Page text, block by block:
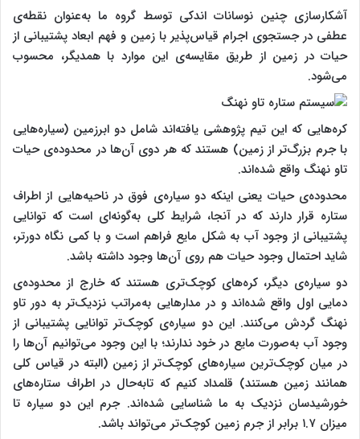
آشکارسازی چنین نوسانات اندکی توسط گروه ما به‌عنوان نقطه‌ی
عطفی در جستجوی اجرام قیاس‌پذیر با زمین و فهم ابعاد پشتیبانی از
حیات در زمین از طریق مقایسه‌ی این موارد با همدیگر، محسوب
می‌شود.
کره‌هایی که این تیم پژوهشی یافته‌اند شامل دو ابرزمین (سیاره‌هایی
با جرم بزرگ‌تر از زمین) هستند که هر دوی آن‌ها در محدوده‌ی حیات
تاو نهنگ واقع شده‌اند.
محدوده‌ی حیات یعنی اینکه دو سیاره‌ی فوق در ناحیه‌هایی از اطراف
ستاره قرار دارند که در آنجا، شرایط کلی به‌گونه‌ای است که توانایی
پشتیبانی از وجود آب به شکل مایع فراهم است و با کمی نگاه دورتر،
شاید احتمال وجود حیات هم روی آن‌ها وجود داشته باشد.
دو سیاره‌ی دیگر، کره‌های کوچک‌تری هستند که خارج از محدوده‌ی
دمایی اول واقع شده‌اند و در مدارهایی به‌مراتب نزدیک‌تر به دور تاو
نهنگ گردش می‌کنند. این دو سیاره‌ی کوچک‌تر توانایی پشتیبانی از
وجود آب به‌صورت مایع در خود ندارند؛ با این وجود می‌توانیم آن‌ها را
در میان کوچک‌ترین سیاره‌های کوچک‌تر از زمین (البته در قیاس کلی
همانند زمین هستند) قلمداد کنیم که تابه‌حال در اطراف ستاره‌های
خورشیدسان نزدیک به ما شناسایی شده‌اند. جرم این دو سیاره تا
میزان ۱.۷ برابر از جرم زمین کوچک‌تر می‌تواند باشد.